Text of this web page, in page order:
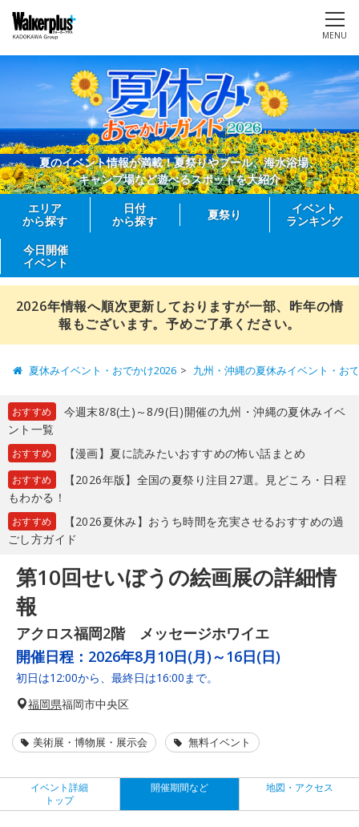
MENU
夏のイベント情報が満載！夏祭りやプール、海水浴場、
キャンプ場など遊べるスポットを大紹介
エリア
から探す
日付
から探す
夏祭り
イベント
ランキング
今日開催
イベント
2026年情報へ順次更新しておりますが一部、昨年の情
報もございます。予めご了承ください。
夏休みイベント・おでかけ2026 九州・沖縄の夏休みイベント・お
おすすめ
今週末8/8(土)～8/9(日)開催の九州・沖縄の夏休みイベ
ント一覧
おすすめ 【漫画】夏に読みたいおすすめの怖い話まとめ
おすすめ
【2026年版】全国の夏祭り注目27選。見どころ・日程
もわかる！
おすすめ
【2026夏休み】おうち時間を充実させるおすすめの過
ごし方ガイド
第10回せいぼうの絵画展の詳細情
報
アクロス福岡2階 メッセージホワイエ
開催日程： 2026年8月10日(月)～16日(日)
初日は12:00から、最終日は16:00まで。
福岡県福岡市中央区
美術展・博物展・展示会 無料イベント
イベント詳細
トップ
開催期間など 地図・アクセス